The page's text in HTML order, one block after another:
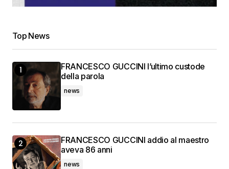
Top News
FRANCESCO GUCCINI l’ultimo custode
della parola
news
FRANCESCO GUCCINI addio al maestro
aveva 86 anni
news